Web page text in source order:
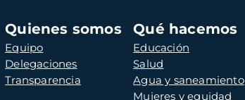
Quienes somos
Equipo
Delegaciones
Transparencia
Qué hacemos
Educación
Salud
Agua y saneamiento
Mujeres y equidad